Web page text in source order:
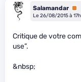
Salamandar
Le 26/08/2015 à
Critique de votre
use”.
&nbsp;